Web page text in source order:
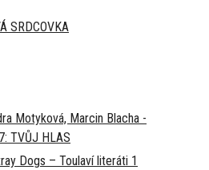
SRDCOVKA
Motyková, Marcin Blacha -
TVŮJ HLAS
Dogs – Toulaví literáti 1